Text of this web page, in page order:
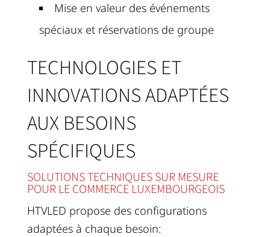
Mise en valeur des événements
spéciaux et réservations de groupe
TECHNOLOGIES ET
INNOVATIONS ADAPTÉES
AUX BESOINS
SPÉCIFIQUES
SOLUTIONS TECHNIQUES SUR MESURE
POUR LE COMMERCE LUXEMBOURGEOIS
HTVLED propose des configurations
adaptées à chaque besoin: